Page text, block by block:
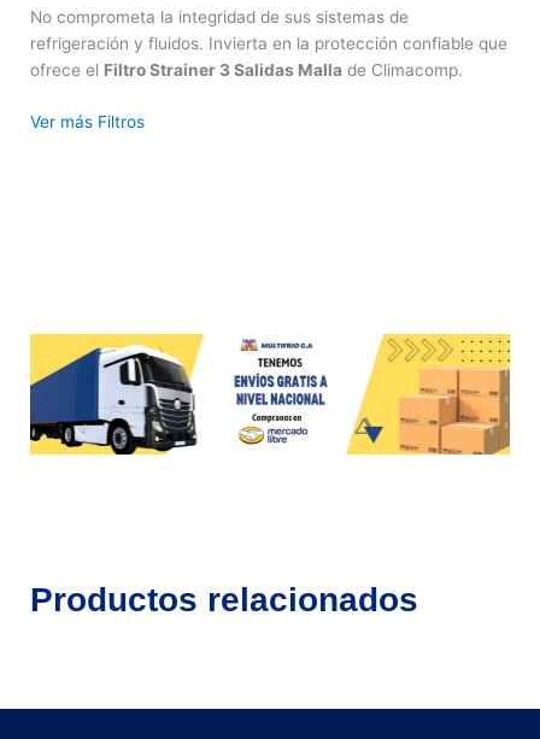
No comprometa la integridad de sus sistemas de
refrigeración y fluidos. Invierta en la protección confiable que
ofrece el Filtro Strainer 3 Salidas Malla de Climacomp.
Ver más Filtros
Productos relacionados